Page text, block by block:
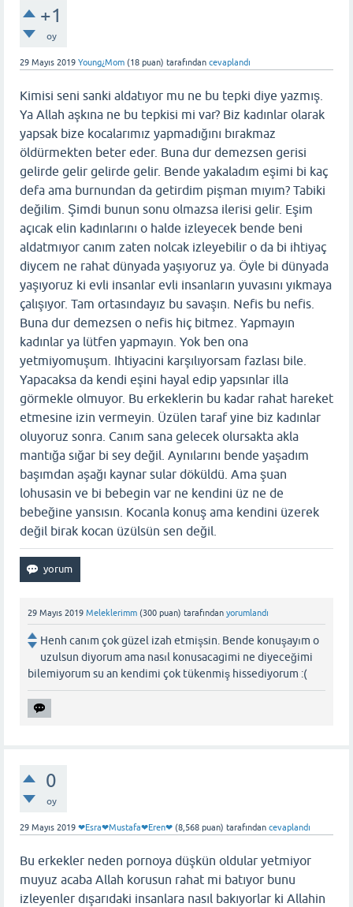
+1
oy
29 Mayıs 2019 Young¿Mom (18 puan) tarafından cevaplandı
Kimisi seni sanki aldatıyor mu ne bu tepki diye yazmış.
Ya Allah aşkına ne bu tepkisi mi var? Biz kadınlar olarak
yapsak bize kocalarımız yapmadığını bırakmaz
öldürmekten beter eder. Buna dur demezsen gerisi
gelirde gelir gelirde gelir. Bende yakaladım eşimi bi kaç
defa ama burnundan da getirdim pişman mıyım? Tabiki
değilim. Şimdi bunun sonu olmazsa ilerisi gelir. Eşim
açıcak elin kadınlarını o halde izleyecek bende beni
aldatmıyor canım zaten nolcak izleyebilir o da bi ihtiyaç
diycem ne rahat dünyada yaşıyoruz ya. Öyle bi dünyada
yaşıyoruz ki evli insanlar evli insanların yuvasını yıkmaya
çalışıyor. Tam ortasındayız bu savaşın. Nefis bu nefis.
Buna dur demezsen o nefis hiç bitmez. Yapmayın
kadınlar ya lütfen yapmayın. Yok ben ona
yetmiyomuşum. Ihtiyacini karşılıyorsam fazlası bile.
Yapacaksa da kendi eşini hayal edip yapsınlar illa
görmekle olmuyor. Bu erkeklerin bu kadar rahat hareket
etmesine izin vermeyin. Üzülen taraf yine biz kadınlar
oluyoruz sonra. Canım sana gelecek olursakta akla
mantığa sığar bi sey değil. Aynılarını bende yaşadım
başımdan aşağı kaynar sular döküldü. Ama şuan
lohusasin ve bi bebegin var ne kendini üz ne de
bebeğine yansısın. Kocanla konuş ama kendini üzerek
değil birak kocan üzülsün sen değil.
29 Mayıs 2019 Meleklerimm (300 puan) tarafından yorumlandı
Henh canım çok güzel izah etmişsin. Bende konuşayım o
uzulsun diyorum ama nasıl konusacagimi ne diyeceğimi
bilemiyorum su an kendimi çok tükenmiş hissediyorum :(
0
oy
29 Mayıs 2019 ❤Esra❤Mustafa❤Eren❤ (8,568 puan) tarafından cevaplandı
Bu erkekler neden pornoya düşkün oldular yetmiyor
muyuz acaba Allah korusun rahat mi batıyor bunu
izleyenler dışarıdaki insanlara nasıl bakıyorlar ki Allahin